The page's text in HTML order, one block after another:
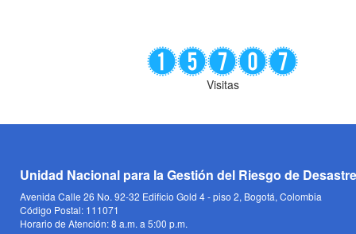
Visitas
Unidad Nacional para la Gestión del Riesgo de
Avenida Calle 26 No. 92-32 Edificio Gold 4 - piso 2, Bogotá, Colombia
Código Postal: 111071
Horario de Atención: 8 a.m. a 5:00 p.m.